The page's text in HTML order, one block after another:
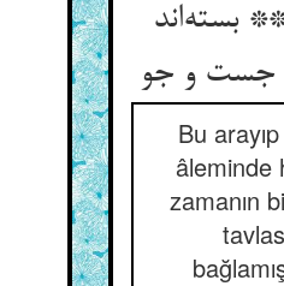
بسته‌اند
جست و جو
Bu
âleminde
zamanın